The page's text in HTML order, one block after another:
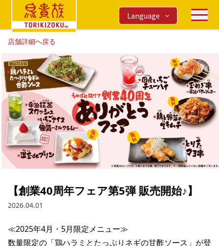
Language
店舗詳細へ戻る
【創業40周年フェア第5弾 販売開始♪】
2026.04.01
≪2025年4月・5月限定メニュー≫
数量限定の「鶏ハラミとたっぷりネギの甘酢ソース」が登